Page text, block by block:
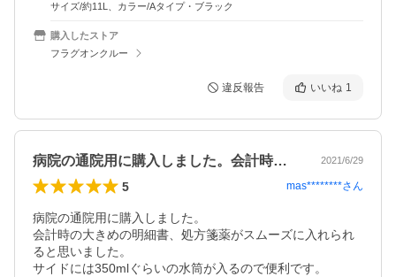
サイズ/約11L、カラー/Aタイプ・ブラック
購入したストア
フラグオンクルー
違反報告 いいね 1
病院の通院用に購入しました。会計時の大… 2021/6/29
5 mas********さん
病院の通院用に購入しました。
会計時の大きめの明細書、処方箋薬がスムーズに入れられ
ると思いました。
サイドには350mlぐらいの水筒が入るので便利です。